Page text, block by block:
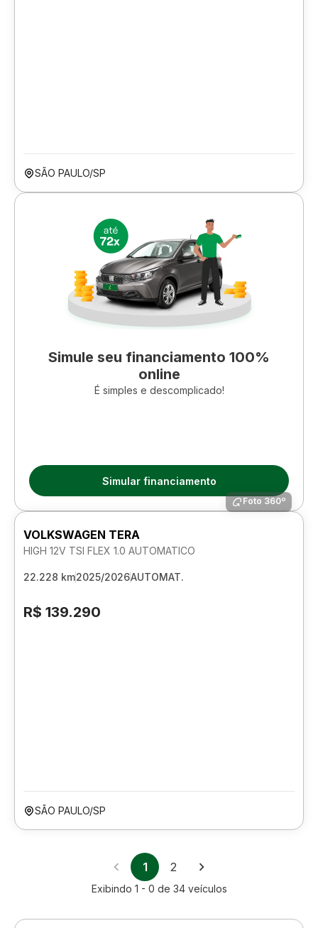
SÃO PAULO/SP
Simule seu financiamento 100%
online
É simples e descomplicado!
Simular financiamento
Foto 360º
VOLKSWAGEN TERA
HIGH 12V TSI FLEX 1.0 AUTOMATICO
22.228 km2025/2026AUTOMAT.
R$ 139.290
SÃO PAULO/SP
1 2
Exibindo 1 - 0 de 34 veículos